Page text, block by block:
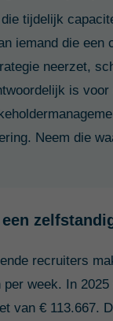
tijdelijk
iemand die een
neerzet,
is voor
Neem die
recruiters
per week. In
van € 113.667.